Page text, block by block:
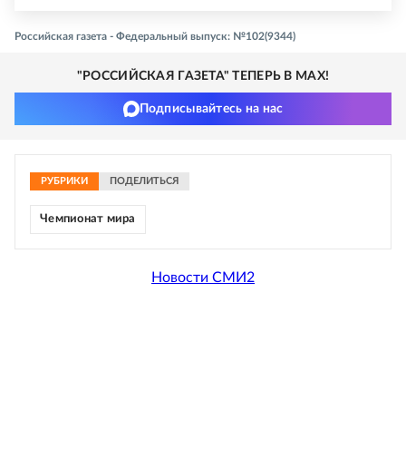
Российская газета - Федеральный выпуск: №102(9344)
"РОССИЙСКАЯ ГАЗЕТА" ТЕПЕРЬ В MAX!
Подписывайтесь на нас
РУБРИКИ ПОДЕЛИТЬСЯ
Чемпионат мира
Новости СМИ2